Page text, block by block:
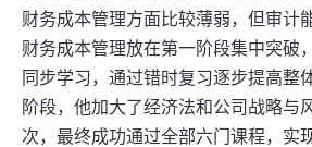
财务成本管理方面比较薄弱，但审计
财务成本管理放在第一阶段集中突破
同步学习，通过错时复习逐步提高整
阶段，他加大了经济法和公司战略与
次，最终成功通过全部六门课程，实